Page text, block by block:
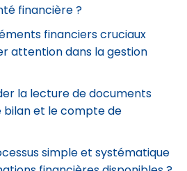
financière ?
financiers cruciaux
attention dans la gestion
la lecture de documents
bilan et le compte de
simple et systématique